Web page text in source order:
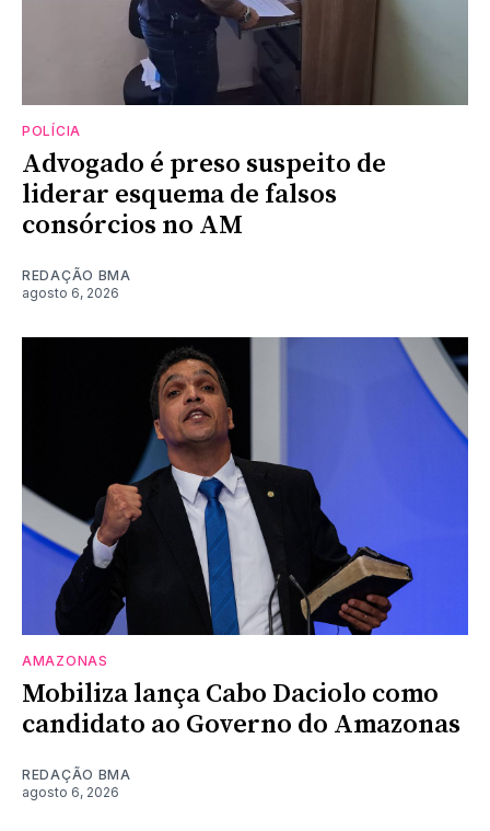
POLÍCIA
Advogado é preso suspeito de
liderar esquema de falsos
consórcios no AM
REDAÇÃO BMA
agosto 6, 2026
AMAZONAS
Mobiliza lança Cabo Daciolo como
candidato ao Governo do Amazonas
REDAÇÃO BMA
agosto 6, 2026